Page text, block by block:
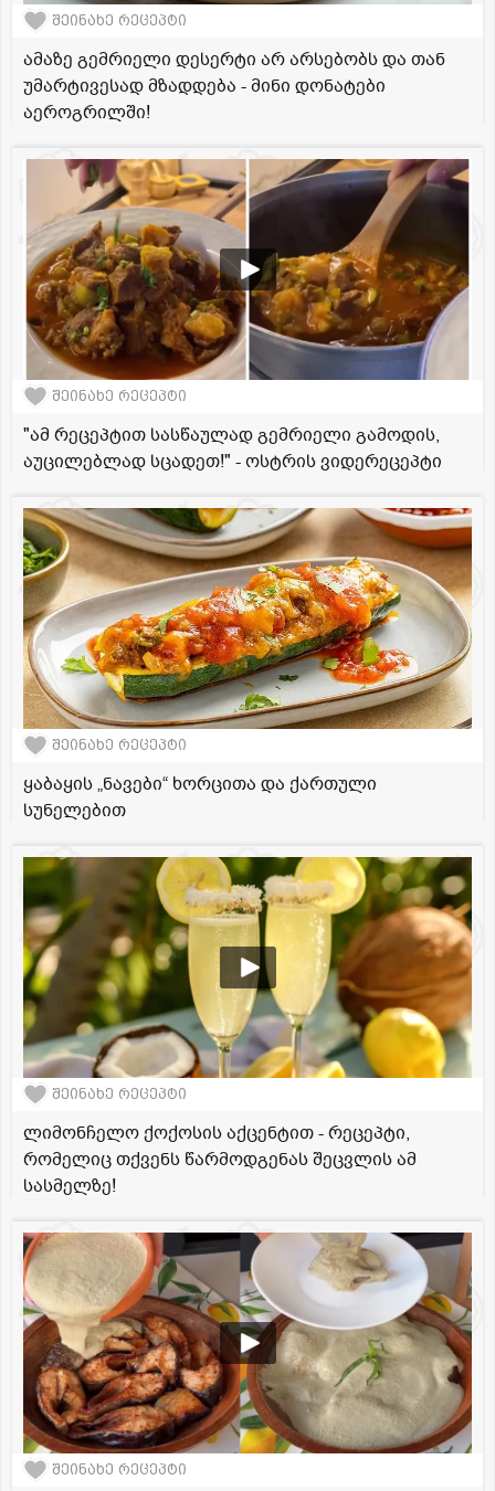
შეინახე რეცეპტი
ამაზე გემრიელი დესერტი არ არსებობს და თან
უმარტივესად მზადდება - მინი დონატები
აეროგრილში!
შეინახე რეცეპტი
"ამ რეცეპტით სასწაულად გემრიელი გამოდის,
აუცილებლად სცადეთ!" - ოსტრის ვიდერეცეპტი
შეინახე რეცეპტი
ყაბაყის „ნავები“ ხორცითა და ქართული
სუნელებით
შეინახე რეცეპტი
ლიმონჩელო ქოქოსის აქცენტით - რეცეპტი,
რომელიც თქვენს წარმოდგენას შეცვლის ამ
სასმელზე!
შეინახე რეცეპტი